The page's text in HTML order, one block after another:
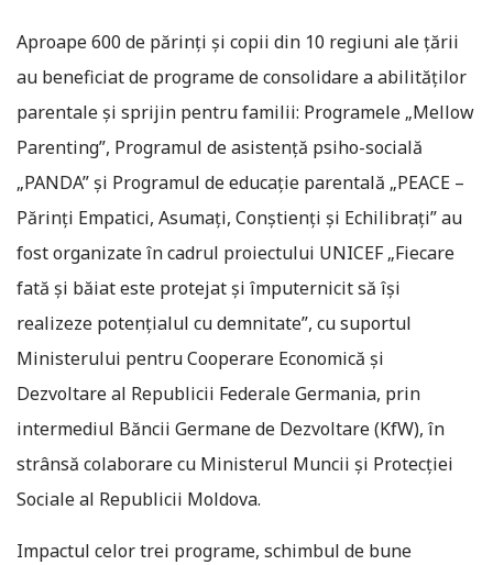
Aproape 600 de părinți și copii din 10 regiuni ale țării
au beneficiat de programe de consolidare a abilităților
parentale și sprijin pentru familii: Programele „Mellow
Parenting”, Programul de asistență psiho-socială
„PANDA” și Programul de educație parentală „PEACE –
Părinți Empatici, Asumați, Conștienți și Echilibrați” au
fost organizate în cadrul proiectului UNICEF „Fiecare
fată și băiat este protejat și împuternicit să își
realizeze potențialul cu demnitate”, cu suportul
Ministerului pentru Cooperare Economică și
Dezvoltare al Republicii Federale Germania, prin
intermediul Băncii Germane de Dezvoltare (KfW), în
strânsă colaborare cu Ministerul Muncii și Protecției
Sociale al Republicii Moldova.
Impactul celor trei programe, schimbul de bune